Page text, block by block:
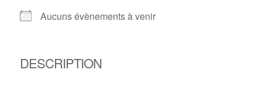
Aucuns évènements à venir
DESCRIPTION